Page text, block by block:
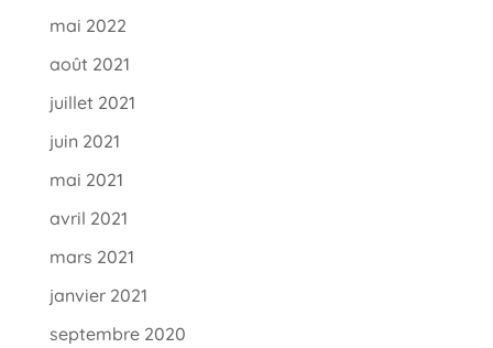
mai 2022
août 2021
juillet 2021
juin 2021
mai 2021
avril 2021
mars 2021
janvier 2021
septembre 2020